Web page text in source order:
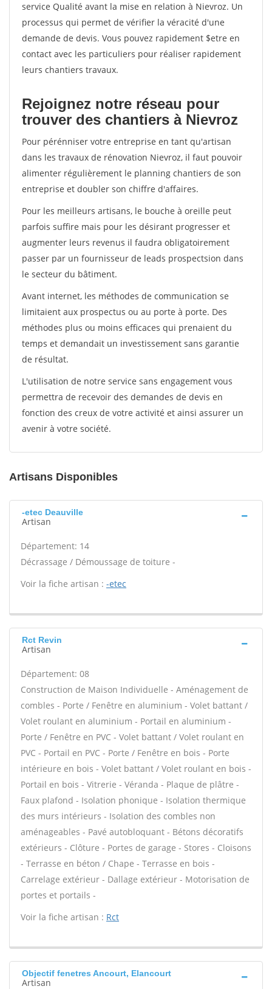
service Qualité avant la mise en relation à Nievroz. Un
processus qui permet de vérifier la véracité d'une
demande de devis. Vous pouvez rapidement $etre en
contact avec les particuliers pour réaliser rapidement
leurs chantiers travaux.
Rejoignez notre réseau pour
trouver des chantiers à Nievroz
Pour pérénniser votre entreprise en tant qu'artisan
dans les travaux de rénovation Nievroz, il faut pouvoir
alimenter régulièrement le planning chantiers de son
entreprise et doubler son chiffre d'affaires.
Pour les meilleurs artisans, le bouche à oreille peut
parfois suffire mais pour les désirant progresser et
augmenter leurs revenus il faudra obligatoirement
passer par un fournisseur de leads prospectsion dans
le secteur du bâtiment.
Avant internet, les méthodes de communication se
limitaient aux prospectus ou au porte à porte. Des
méthodes plus ou moins efficaces qui prenaient du
temps et demandait un investissement sans garantie
de résultat.
L'utilisation de notre service sans engagement vous
permettra de recevoir des demandes de devis en
fonction des creux de votre activité et ainsi assurer un
avenir à votre société.
Artisans Disponibles
-etec Deauville
Artisan
Département: 14
Décrassage / Démoussage de toiture -
Voir la fiche artisan : -etec
Rct Revin
Artisan
Département: 08
Construction de Maison Individuelle - Aménagement de
combles - Porte / Fenêtre en aluminium - Volet battant /
Volet roulant en aluminium - Portail en aluminium -
Porte / Fenêtre en PVC - Volet battant / Volet roulant en
PVC - Portail en PVC - Porte / Fenêtre en bois - Porte
intérieure en bois - Volet battant / Volet roulant en bois -
Portail en bois - Vitrerie - Véranda - Plaque de plâtre -
Faux plafond - Isolation phonique - Isolation thermique
des murs intérieurs - Isolation des combles non
aménageables - Pavé autobloquant - Bétons décoratifs
extérieurs - Clôture - Portes de garage - Stores - Cloisons
- Terrasse en béton / Chape - Terrasse en bois -
Carrelage extérieur - Dallage extérieur - Motorisation de
portes et portails -
Voir la fiche artisan : Rct
Objectif fenetres Ancourt, Elancourt
Artisan